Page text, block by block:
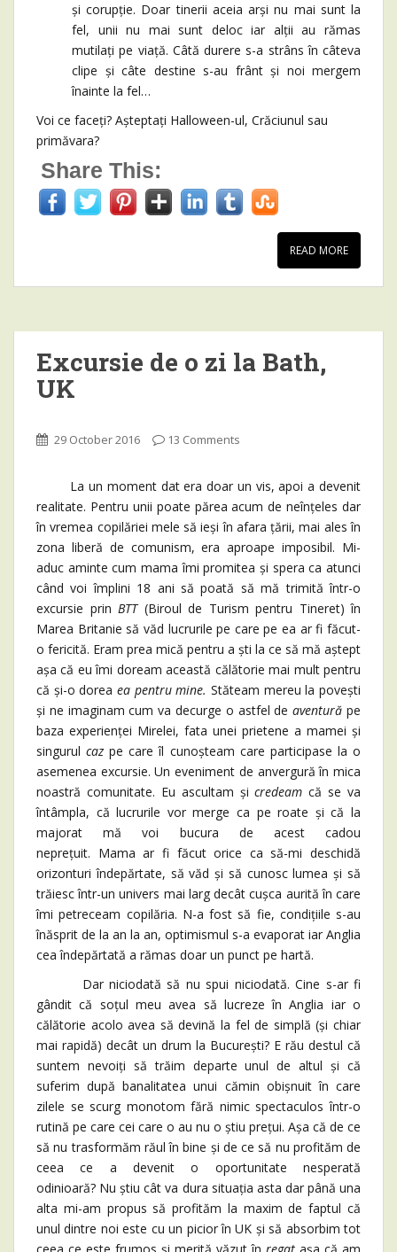
și corupție. Doar tinerii aceia arși nu mai sunt la
fel, unii nu mai sunt deloc iar alții au rămas
mutilați pe viață. Câtă durere s-a strâns în câteva
clipe și câte destine s-au frânt și noi mergem
înainte la fel…
Voi ce faceți? Așteptați Halloween-ul, Crăciunul sau
primăvara?
Share This:
READ MORE
Excursie de o zi la Bath,
UK
29 October 2016 13 Comments
La un moment dat era doar un vis, apoi a devenit
realitate. Pentru unii poate părea acum de neînțeles dar
în vremea copilăriei mele să ieși în afara țării, mai ales în
zona liberă de comunism, era aproape imposibil. Mi-
aduc aminte cum mama îmi promitea și spera ca atunci
când voi împlini 18 ani să poată să mă trimită într-o
excursie prin BTT(Biroul de Turism pentru Tineret) în
Marea Britanie să văd lucrurile pe care pe ea ar fi făcut-
o fericită. Eram prea mică pentru a ști la ce să mă aștept
așa că eu îmi doream această călătorie mai mult pentru
că și-o dorea ea pentru mine. Stăteam mereu la povești
și ne imaginam cum va decurge o astfel deaventură pe
baza experienței Mirelei, fata unei prietene a mamei și
singurulcaz pe care îl cunoșteam care participase la o
asemenea excursie. Un eveniment de anvergură în mica
noastră comunitate. Eu ascultam șicredeam că se va
întâmpla, că lucrurile vor merge ca pe roate și că la
majorat mă voi bucura de acest cadou
neprețuit. Mama ar fi făcut orice ca să-mi deschidă
orizonturi îndepărtate, să văd și să cunosc lumea și să
trăiesc într-un univers mai larg decât cușca aurită în care
îmi petreceam copilăria. N-a fost să fie, condițiile s-au
înăsprit de la an la an, optimismul s-a evaporat iar Anglia
cea îndepărtată a rămas doar un punct pe hartă.
Dar niciodată să nu spui niciodată. Cine s-ar fi
gândit că soțul meu avea să lucreze în Anglia iar o
călătorie acolo avea să devină la fel de simplă (și chiar
mai rapidă) decât un drum la București? E rău destul că
suntem nevoiți să trăim departe unul de altul și că
suferim după banalitatea unui cămin obișnuit în care
zilele se scurg monotom fără nimic spectaculos într-o
rutină pe care cei care o au nu o știu prețui. Așa că de ce
să nu trasformăm răul în bine și de ce să nu profităm de
ceea ce a devenit o oportunitate nesperată
odinioară? Nu știu cât va dura situația asta dar până una
alta mi-am propus să profităm la maxim de faptul că
unul dintre noi este cu un picior în UK și să absorbim tot